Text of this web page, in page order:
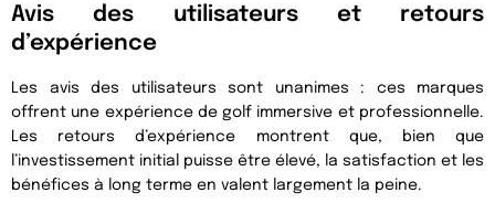
Avis des utilisateurs et retours
d’expérience
Les avis des utilisateurs sont unanimes : ces marques
offrent une expérience de golf immersive et professionnelle.
Les retours d’expérience montrent que, bien que
l’investissement initial puisse être élevé, la satisfaction et les
bénéfices à long terme en valent largement la peine.